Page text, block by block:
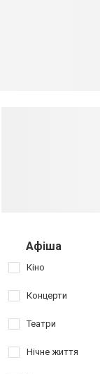
Афіша
Кіно
Концерти
Театри
Нічне життя